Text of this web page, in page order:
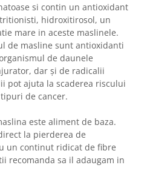
si contin un antioxidant
hidroxitirosol, un
mare in aceste maslinele.
de masline sunt antioxidanti
de daunele
dar și de radicalii
pot ajuta la scaderea riscului
de cancer.
este aliment de baza.
la pierderea de
un continut ridicat de fibre
recomanda sa il adaugam in